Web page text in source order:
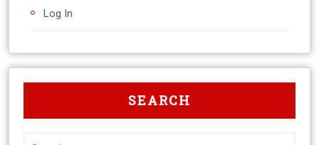
Log In
SEARCH